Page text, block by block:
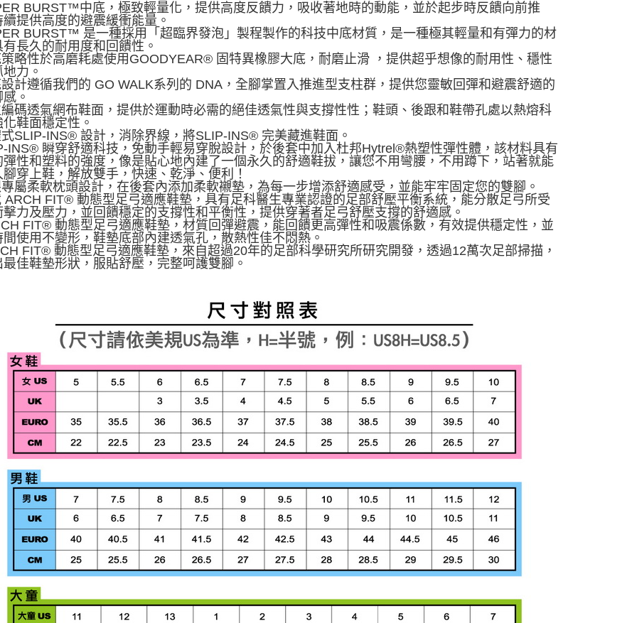
BURST™中底，極致輕量化，提供高度反饋力，吸收著地時的動能，並於起步時反饋向前推
提供高度的避震緩衝能量。
BURST™ 是一種採用「超臨界發泡」製程製作的科技中底材質，是一種極其輕量和有彈力的材
長久的耐用度和回饋性。
略性於高磨耗處使用GOODYEAR® 固特異橡膠大底，耐磨止滑 ，提供超乎想像的耐用性、穩性
力。
計遵循我們的 GO WALK系列的 DNA，全腳掌置入推進型支柱群，提供您靈敏回彈和避震舒適的
。
碼透氣網布鞋面，提供於運動時必需的絕佳透氣性與支撐性性；鞋頭、後跟和鞋帶孔處以熱熔科
鞋面穩定性。
SLIP-INS® 設計，消除界線，將SLIP-INS® 完美藏進鞋面。
INS® 瞬穿舒適科技，免動手輕易穿脫設計，於後套中加入杜邦Hytrel®熱塑性彈性體，該材料具有
彈性和塑料的強度，像是貼心地內建了一個永久的舒適鞋拔，讓您不用彎腰，不用蹲下，站著就能
穿上鞋，解放雙手，快速、乾淨、便利！
屬柔軟枕頭設計，在後套內添加柔軟襯墊，為每一步增添舒適感受，並能牢牢固定您的雙腳。
ARCH FIT® 動態型足弓適應鞋墊，具有足科醫生專業認證的足部舒壓平衡系統，能分散足弓所受
擊力及壓力，並回饋穩定的支撐性和平衡性，提供穿著者足弓舒壓支撐的舒適感。
FIT® 動態型足弓適應鞋墊，材質回彈避震，能回饋更高彈性和吸震係數，有效提供穩定性，並
間使用不變形，鞋墊底部內建透氣孔，散熱性佳不悶熱。
FIT® 動態型足弓適應鞋墊，來自超過20年的足部科學研究所研究開發，透過12萬次足部掃描，
佳鞋墊形狀，服貼舒壓，完整呵護雙腳。